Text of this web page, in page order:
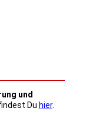
und
Du hier.